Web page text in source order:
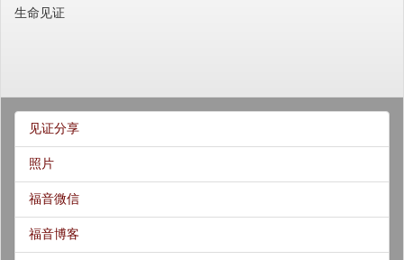
生命见证
见证分享
照片
福音微信
福音博客